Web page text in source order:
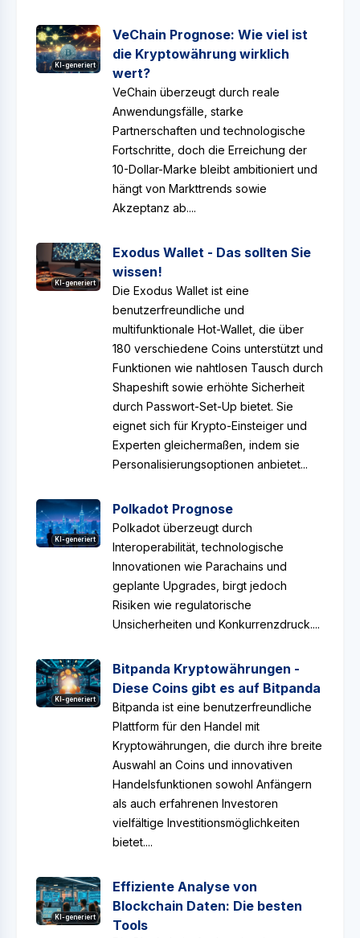
KI-generiert
VeChain Prognose: Wie viel ist
die Kryptowährung wirklich
wert?
VeChain überzeugt durch reale
Anwendungsfälle, starke
Partnerschaften und technologische
Fortschritte, doch die Erreichung der
10-Dollar-Marke bleibt ambitioniert und
hängt von Markttrends sowie
Akzeptanz ab....
KI-generiert
Exodus Wallet - Das sollten Sie
wissen!
Die Exodus Wallet ist eine
benutzerfreundliche und
multifunktionale Hot-Wallet, die über
180 verschiedene Coins unterstützt und
Funktionen wie nahtlosen Tausch durch
Shapeshift sowie erhöhte Sicherheit
durch Passwort-Set-Up bietet. Sie
eignet sich für Krypto-Einsteiger und
Experten gleichermaßen, indem sie
Personalisierungsoptionen anbietet...
KI-generiert
Polkadot Prognose
Polkadot überzeugt durch
Interoperabilität, technologische
Innovationen wie Parachains und
geplante Upgrades, birgt jedoch
Risiken wie regulatorische
Unsicherheiten und Konkurrenzdruck....
KI-generiert
Bitpanda Kryptowährungen -
Diese Coins gibt es auf Bitpanda
Bitpanda ist eine benutzerfreundliche
Plattform für den Handel mit
Kryptowährungen, die durch ihre breite
Auswahl an Coins und innovativen
Handelsfunktionen sowohl Anfängern
als auch erfahrenen Investoren
vielfältige Investitionsmöglichkeiten
bietet....
KI-generiert
Effiziente Analyse von
Blockchain Daten: Die besten
Tools